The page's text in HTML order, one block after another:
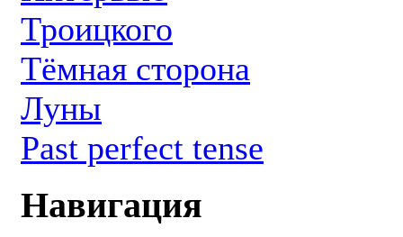
Троицкого
Тёмная сторона
Луны
Past perfect tense
Навигация